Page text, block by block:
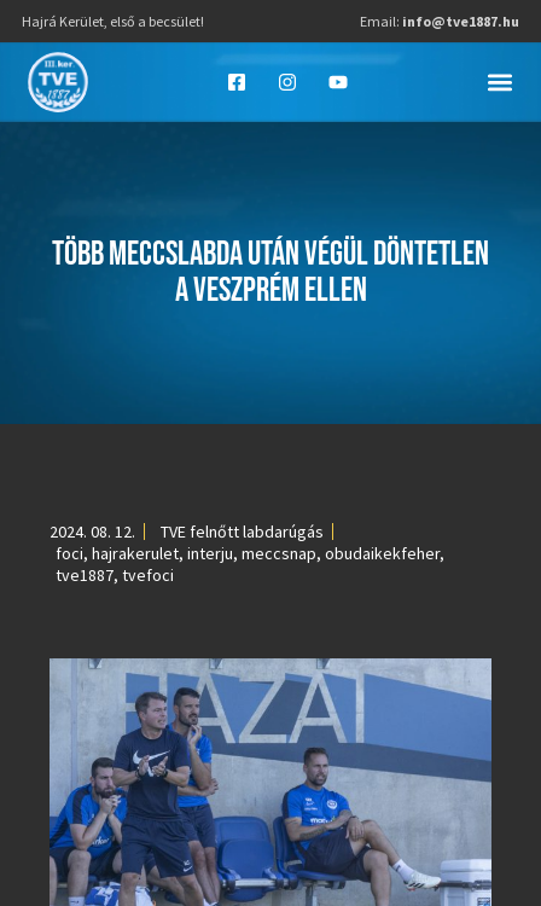
Hajrá Kerület, első a becsület! Email: info@tve1887.hu
TÖBB MECCSLABDA UTÁN VÉGÜL DÖNTETLEN
A VESZPRÉM ELLEN
2024. 08. 12.
TVE felnőtt labdarúgás
foci, hajrakerulet, interju, meccsnap, obudaikekfeher,
tve1887, tvefoci